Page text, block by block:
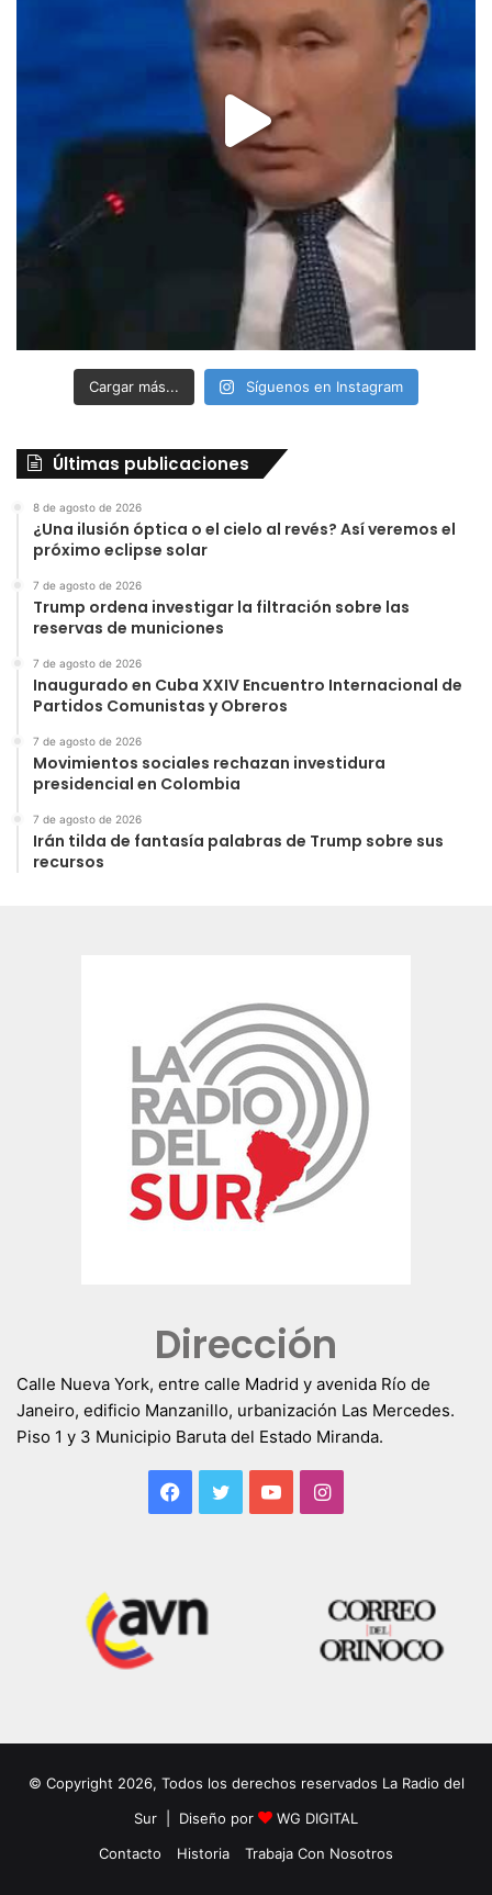
Cargar más... Síguenos en Instagram
Últimas publicaciones
8 de agosto de 2026
¿Una ilusión óptica o el cielo al revés? Así veremos el
próximo eclipse solar
7 de agosto de 2026
Trump ordena investigar la filtración sobre las
reservas de municiones
7 de agosto de 2026
Inaugurado en Cuba XXIV Encuentro Internacional de
Partidos Comunistas y Obreros
7 de agosto de 2026
Movimientos sociales rechazan investidura
presidencial en Colombia
7 de agosto de 2026
Irán tilda de fantasía palabras de Trump sobre sus
recursos
Dirección
Calle Nueva York, entre calle Madrid y avenida Río de
Janeiro, edificio Manzanillo, urbanización Las Mercedes.
Piso 1 y 3 Municipio Baruta del Estado Miranda.
Facebook
TwitterYouTubeInstagram
© Copyright 2026, Todos los derechos reservados La Radio del
Sur | Diseño por
WG DIGITAL
Contacto
Historia Trabaja Con Nosotros